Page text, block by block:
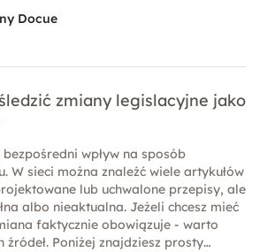
Docue
zmiany legislacyjne jako
wpływ na sposób
W sieci można znaleźć wiele artykułów
lub uchwalone przepisy, ale
albo nieaktualna. Jeżeli chcesz mieć
faktycznie obowiązuje - warto
prosty